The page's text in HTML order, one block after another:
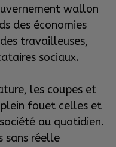
wallon
des économies
travailleuses,
sociaux.
les coupes et
fouet celles et
au quotidien.
sans réelle